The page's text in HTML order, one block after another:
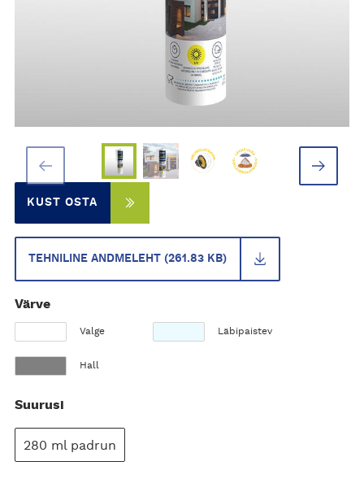
KUST OSTA
TEHNILINE ANDMELEHT (261.83 KB)
Värve
Valge Läbipaistev
Hall
Suurusi
280 ml padrun